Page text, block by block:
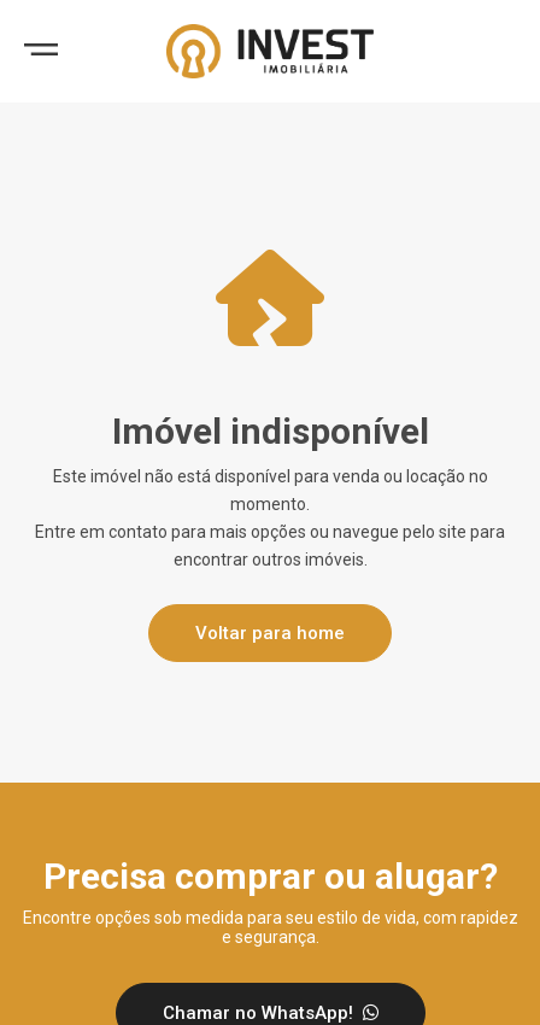
Imóvel indisponível
Este imóvel não está disponível para venda ou locação no
momento.
Entre em contato para mais opções ou navegue pelo site para
encontrar outros imóveis.
Voltar para home
Precisa comprar ou alugar?
Encontre opções sob medida para seu estilo de vida, com rapidez
e segurança.
Chamar no WhatsApp!